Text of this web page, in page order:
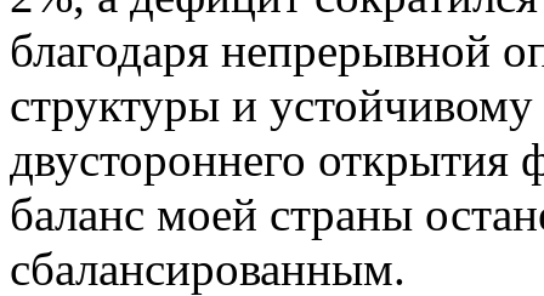
благодаря непрерывной
структуры и устойчивому
двустороннего
баланс моей страны
сбалансированным.